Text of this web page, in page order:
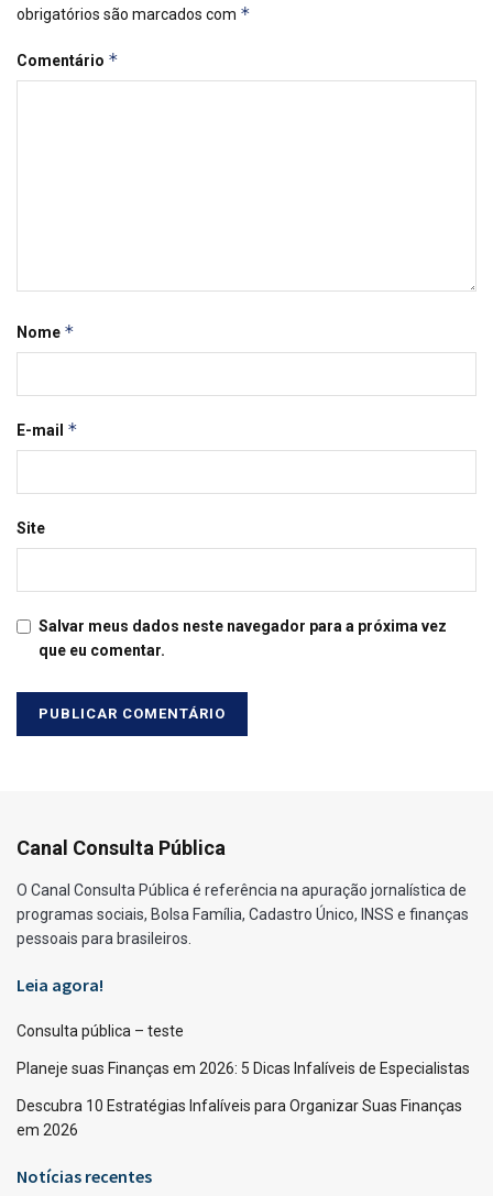
obrigatórios são marcados com *
Comentário *
Nome *
E-mail *
Site
Salvar meus dados neste navegador para a próxima vez
que eu comentar.
Canal Consulta Pública
O Canal Consulta Pública é referência na apuração jornalística de
programas sociais, Bolsa Família, Cadastro Único, INSS e finanças
pessoais para brasileiros.
Leia agora!
Consulta pública – teste
Planeje suas Finanças em 2026: 5 Dicas Infalíveis de Especialistas
Descubra 10 Estratégias Infalíveis para Organizar Suas Finanças
em 2026
Notícias recentes